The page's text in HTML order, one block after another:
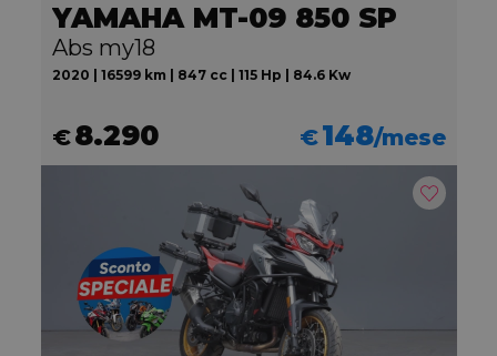
YAMAHA MT-09 850 SP
Abs my18
2020 | 16599 km | 847 cc | 115 Hp | 84.6 Kw
€8.290 €148/mese